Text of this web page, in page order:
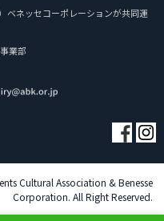
ベネッセコーポレーションが共同運
業部
Cultural Association & Benesse
Corporation. All Right Reserved.